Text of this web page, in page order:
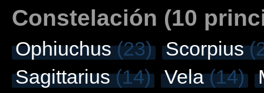
Constelación (10
Ophiuchus(23) Scorpius
Sagittarius(14) Vela(14)